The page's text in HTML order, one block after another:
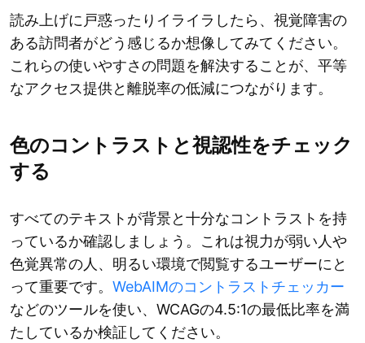
読み上げに戸惑ったりイライラしたら、視覚障害の
ある訪問者がどう感じるか想像してみてください。
これらの使いやすさの問題を解決することが、平等
なアクセス提供と離脱率の低減につながります。
色のコントラストと視認性をチェック
する
すべてのテキストが背景と十分なコントラストを持
っているか確認しましょう。これは視力が弱い人や
色覚異常の人、明るい環境で閲覧するユーザーにと
って重要です。 WebAIMのコントラストチェッカー
などのツールを使い、WCAGの4.5:1の最低比率を満
たしているか検証してください。